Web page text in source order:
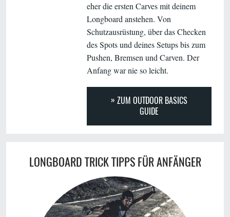
eher die ersten Carves mit deinem
Longboard anstehen. Von
Schutzausrüstung, über das Checken
des Spots und deines Setups bis zum
Pushen, Bremsen und Carven. Der
Anfang war nie so leicht.
ZUM OUTDOOR BASICS
GUIDE
LONGBOARD TRICK TIPPS FÜR ANFÄNGER